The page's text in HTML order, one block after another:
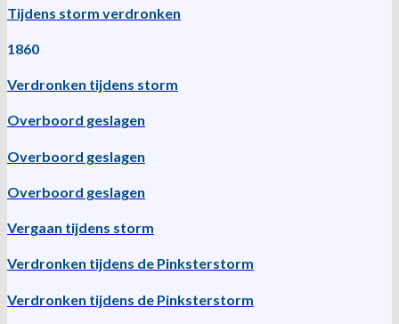
Tijdens storm verdronken
1860
Verdronken tijdens storm
Overboord geslagen
Overboord geslagen
Overboord geslagen
Vergaan tijdens storm
Verdronken tijdens de Pinksterstorm
Verdronken tijdens de Pinksterstorm